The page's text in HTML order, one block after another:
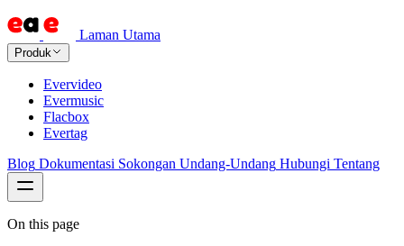
Laman Utama
Produk
Evervideo
Evermusic
Flacbox
Evertag
Blog Dokumentasi Sokongan Undang-Undang Hubungi Tentang
On this page